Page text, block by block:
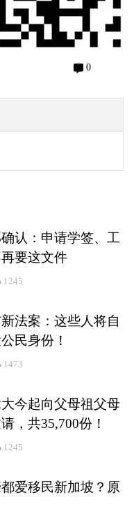
0
认：申请学签、工
要这文件
1245
法案：这些人将自
民身份！
1473
今起向父母祖父母
，共35,700份！
1245
爱移民新加坡？原